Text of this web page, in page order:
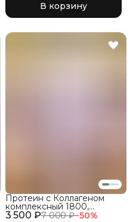
В корзину
3 500 ₽7 000 ₽−50%
Протеин с Коллагеном
комплексный 1800,
Фраппе